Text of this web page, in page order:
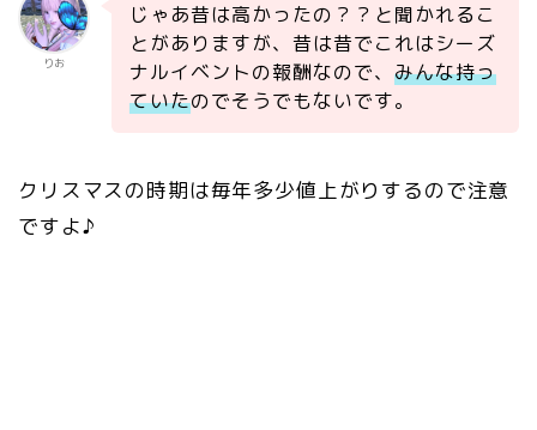
りお
じゃあ昔は高かったの？？と聞かれるこ
とがありますが、昔は昔でこれはシーズ
ナルイベントの報酬なので、 みんな持っ
ていたのでそうでもないです。
クリスマスの時期は毎年多少値上がりするので注意
ですよ♪